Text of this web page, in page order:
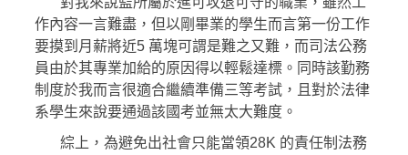
作內容一言難盡，但以剛畢業的學生而言第一份工作
要摸到月薪將近5 萬塊可謂是難之又難，而司法公務
員由於其專業加給的原因得以輕鬆達標。同時該勤務
制度於我而言很適合繼續準備三等考試，且對於法律
系學生來說要通過該國考並無太大難度。
綜上，為避免出社會只能當領28K 的責任制法務